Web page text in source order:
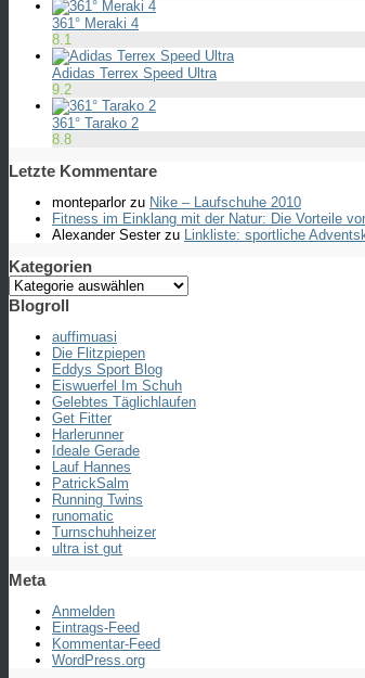
361° Meraki 4
8.1
Adidas Terrex Speed Ultra
9.2
361° Tarako 2
8.8
Letzte Kommentare
monteparlorzu Nike – Laufschuhe 2010
Fitness im Einklang mit der Natur: Die Vorteile
Alexander Sesterzu Linkliste: sportliche
Kategorien
Kategorien
Blogroll
auffimuasi
Die Flitzpiepen
Eddys Sport Blog
Eiswuerfel Im Schuh
Gelebtes Täglichlaufen
Get Fitter
Harlerunner
Ideale Gerade
Lauf Hannes
PatrickSalm
Running Twins
runomatic
Turnschuhheizer
ultra ist gut
Meta
Anmelden
Eintrags-Feed
Kommentar-Feed
WordPress.org